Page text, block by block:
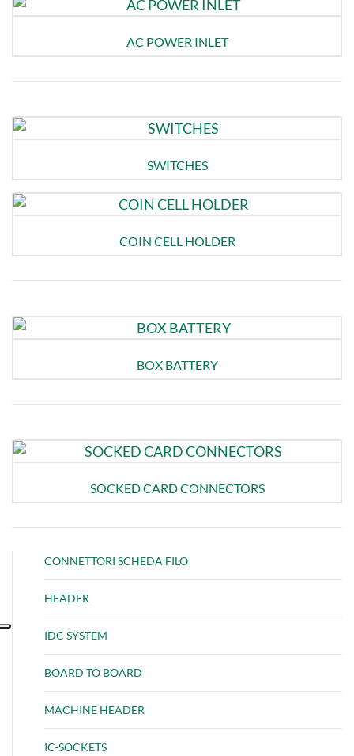
AC POWER INLET
SWITCHES
COIN CELL HOLDER
BOX BATTERY
SOCKED CARD CONNECTORS
CONNETTORI SCHEDA FILO
HEADER
IDC SYSTEM
BOARD TO BOARD
MACHINE HEADER
IC-SOCKETS